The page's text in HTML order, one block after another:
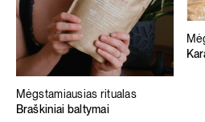
Mėgstamiausias ritualas
Braškiniai baltymai